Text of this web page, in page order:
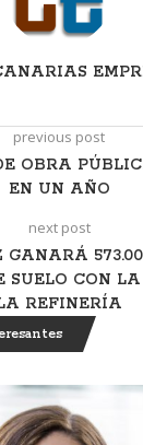
previous post
OBRA
EN UN AÑO
next post
GANARÁ
SUELO CON
REFINERÍA